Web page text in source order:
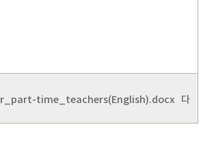
time_teachers(English).docx 다